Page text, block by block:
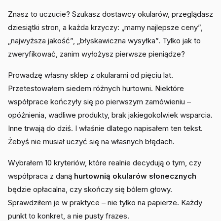
Znasz to uczucie? Szukasz dostawcy okularów, przeglądasz
dziesiątki stron, a każda krzyczy: „mamy najlepsze ceny”,
„najwyższa jakość”, „błyskawiczna wysyłka”. Tylko jak to
zweryfikować, zanim wyłożysz pierwsze pieniądze?
Prowadzę własny sklep z okularami od pięciu lat.
Przetestowałem siedem różnych hurtowni. Niektóre
współprace kończyły się po pierwszym zamówieniu –
opóźnienia, wadliwe produkty, brak jakiegokolwiek wsparcia.
Inne trwają do dziś. I właśnie dlatego napisałem ten tekst.
Żebyś nie musiał uczyć się na własnych błędach.
Wybrałem 10 kryteriów, które realnie decydują o tym, czy
współpraca z daną hurtownią okularów słonecznych
będzie opłacalna, czy skończy się bólem głowy.
Sprawdziłem je w praktyce – nie tylko na papierze. Każdy
punkt to konkret, a nie pusty frazes.